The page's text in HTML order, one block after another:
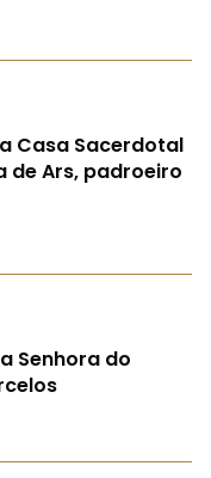
Casa Sacerdotal
de Ars, padroeiro
Senhora do